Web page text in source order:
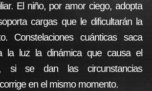
El niño, por amor ciego, adopta
cargas que le dificultarán la
Constelaciones cuánticas saca
la luz la dinámica que causa el
si se dan las circunstancias
en el mismo momento.